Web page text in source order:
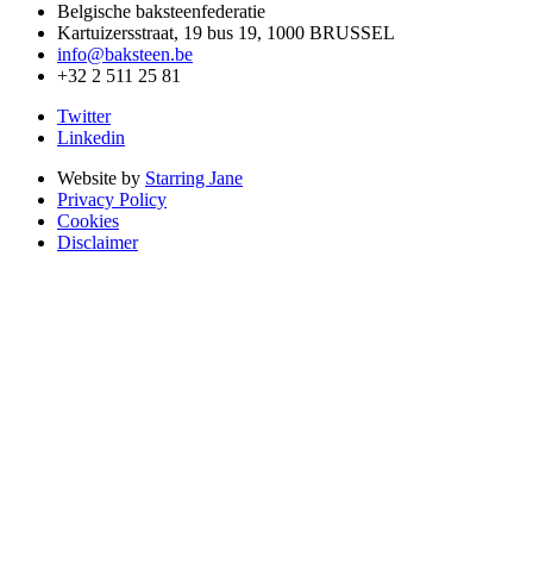
Belgische baksteenfederatie
Kartuizersstraat, 19 bus 19, 1000 BRUSSEL
info@baksteen.be
+32 2 511 25 81
Twitter
Linkedin
Website by Starring Jane
Privacy Policy
Cookies
Disclaimer